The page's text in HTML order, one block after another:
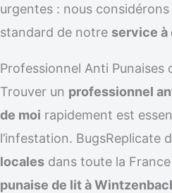
urgentes : nous
standard de notre service à
Professionnel Anti Punaises
Trouver un professionnel
de moi rapidement est
l’infestation. BugsReplicate
locales dans toute la
punaise de lit à